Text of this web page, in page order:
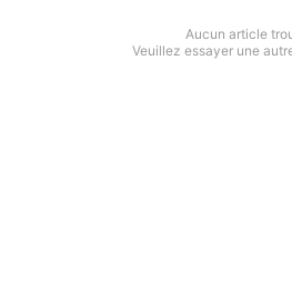
Aucun article
Veuillez essayer une